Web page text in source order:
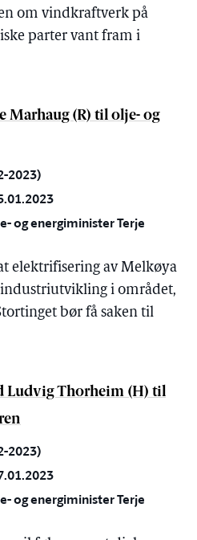
om vindkraftverk på
parter vant fram i
Marhaug (R) til olje- og
2023)
og energiminister Terje
elektrifisering av Melkøya
i området,
bør få saken til
Ludvig Thorheim (H) til
2023)
og energiminister Terje